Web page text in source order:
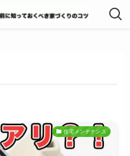
住宅メンテナンス